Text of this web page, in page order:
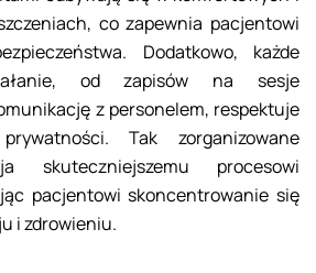
co zapewnia pacjentowi
Dodatkowo, każde
od zapisów na sesje
z personelem, respektuje
Tak zorganizowane
skuteczniejszemu procesowi
pacjentowi skoncentrowanie się
i zdrowieniu.